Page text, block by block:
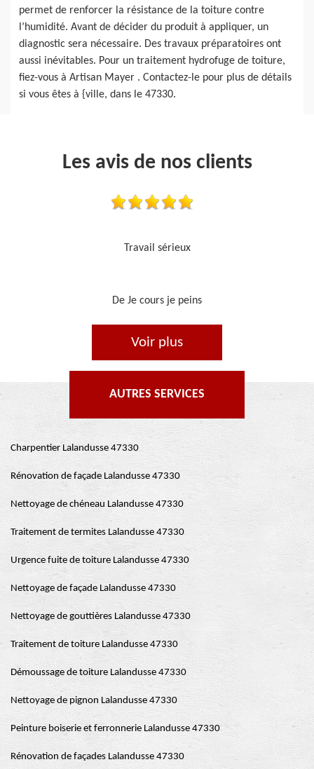
permet de renforcer la résistance de la toiture contre
l’humidité. Avant de décider du produit à appliquer, un
diagnostic sera nécessaire. Des travaux préparatoires ont
aussi inévitables. Pour un traitement hydrofuge de toiture,
fiez-vous à Artisan Mayer . Contactez-le pour plus de détails
si vous êtes à {ville, dans le 47330.
Les avis de nos clients
Je recommande, top !!
De Ornella
Voir plus
AUTRES SERVICES
Charpentier Lalandusse 47330
Rénovation de façade Lalandusse 47330
Nettoyage de chéneau Lalandusse 47330
Traitement de termites Lalandusse 47330
Urgence fuite de toiture Lalandusse 47330
Nettoyage de façade Lalandusse 47330
Nettoyage de gouttières Lalandusse 47330
Traitement de toiture Lalandusse 47330
Démoussage de toiture Lalandusse 47330
Nettoyage de pignon Lalandusse 47330
Peinture boiserie et ferronnerie Lalandusse 47330
Rénovation de façades Lalandusse 47330